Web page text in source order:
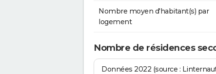
Nombre moyen d'habitant(s) par
logement
Nombre de résidences
Données 2022 (source :